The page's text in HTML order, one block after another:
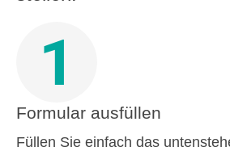
1
Formular ausfüllen
Füllen Sie einfach das